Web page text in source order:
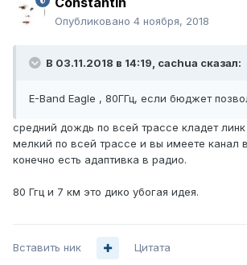
Опубликовано 4 ноября, 2018
В 03.11.2018 в 14:19, cachua сказал:
E-Band Eagle , 80ГГц, если бюджет
средний дождь по всей трассе кладет
мелкий по всей трассе и вы имеете канал
конечно есть адаптивка в радио.
80 Ггц и 7 км это дико убогая идея.
Вставить ник Цитата